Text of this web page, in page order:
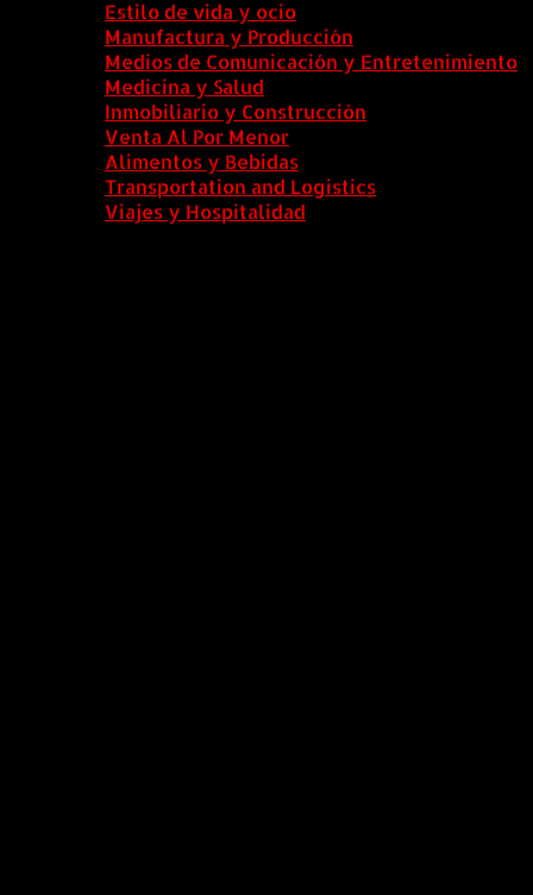
Estilo de vida y ocio
Manufactura y Producción
Medios de Comunicación y Entretenimiento
Medicina y Salud
Inmobiliario y Construcción
Venta Al Por Menor
Alimentos y Bebidas
Transportation and Logistics
Viajes y Hospitalidad